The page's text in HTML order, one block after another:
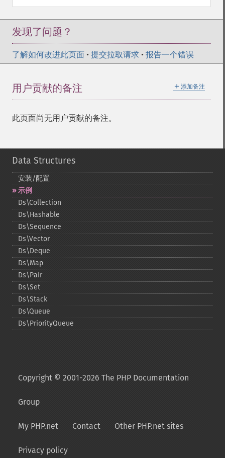
发现了问题？
了解如何改进此页面 • 提交拉取请求 • 报告一个错误
＋ 添加备注
用户贡献的备注
此页面尚无用户贡献的备注。
Data Structures
安装/配置
示例
Ds\Collection
Ds\Hashable
Ds\Sequence
Ds\Vector
Ds\Deque
Ds\Map
Ds\Pair
Ds\Set
Ds\Stack
Ds\Queue
Ds\PriorityQueue
Copyright © 2001-2026 The PHP Documentation
Group
My PHP.net Contact Other PHP.net sites
Privacy policy